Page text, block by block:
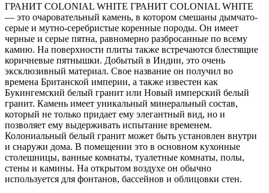
ГРАНИТ COLONIAL WHITE ГРАНИТ COLONIAL WHITE
— это очаровательный камень, в котором смешаны дымчато-
серые и мутно-серебристые коренные породы. Он имеет
черные и серые пятна, равномерно разбросанные по всему
камню. На поверхности плиты также встречаются блестящие
коричневые пятнышки. Добытый в Индии, это очень
эксклюзивный материал. Свое название он получил во
времена Британской империи, а также известен как
Букингемский белый гранит или Новый имперский белый
гранит. Камень имеет уникальный минеральный состав,
который не только придает ему элегантный вид, но и
позволяет ему выдерживать испытание временем.
Колониальный белый гранит может быть установлен внутри
и снаружи дома. В помещении это в основном кухонные
столешницы, ванные комнаты, туалетные комнаты, полы,
стены и камины. На открытом воздухе он обычно
используется для фонтанов, бассейнов и облицовки стен.